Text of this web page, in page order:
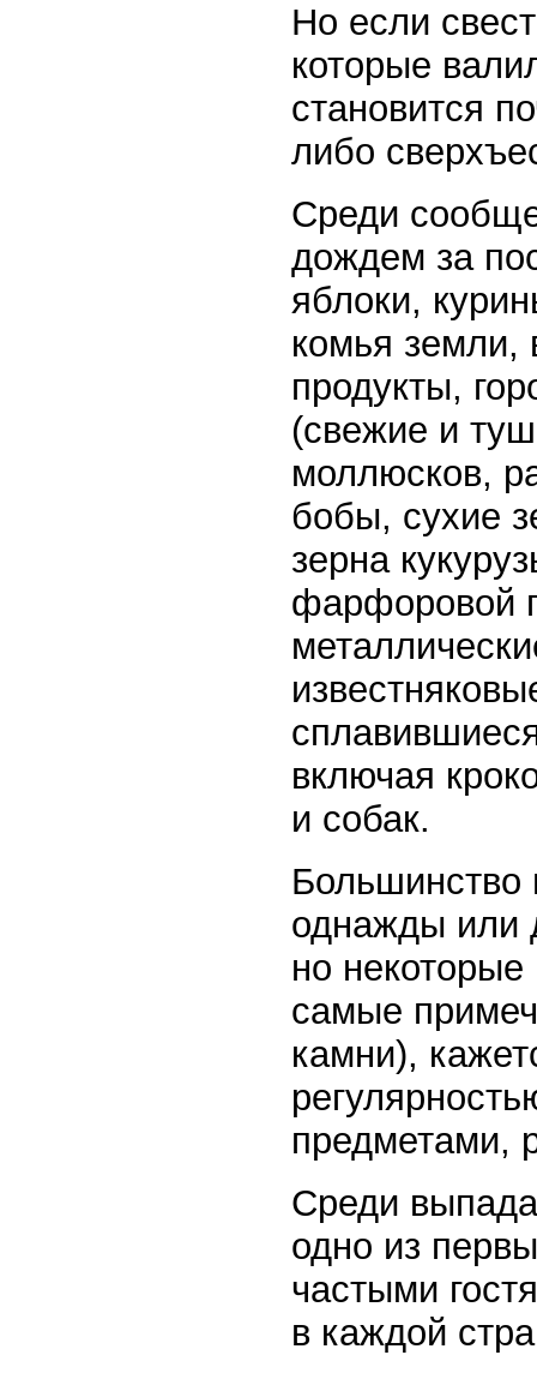
Но если
которые
становится
либо
Среди
дождем за
яблоки,
комья земли,
продукты,
(свежие и
моллюсков,
бобы, сухие
зерна
фарфоровой
включая
и собак.
однажды или
но
самые
камни),
предметами,
Среди
одно из
частыми
в каждой